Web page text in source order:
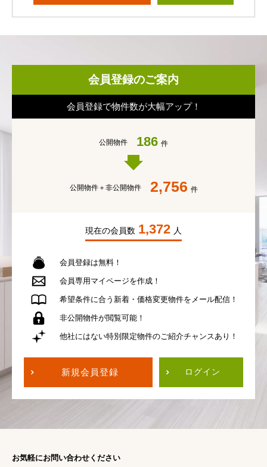
会員登録のご案内
会員登録で物件数が大幅アップ！
公開物件 186 件
公開物件＋非公開物件 2,756 件
現在の会員数 1,372 人
会員登録は無料！
会員専用 マイページを作成！
希望条件に合う 新着・価格変更物件を メール配信！
非公開物件が閲覧可能！
他社にはない特別限定物件のご紹介チャンスあり！
新規会員登録 ログイン
お気軽にお問い合わせください